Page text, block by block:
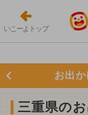
いこーよトップ
お出
三重県の